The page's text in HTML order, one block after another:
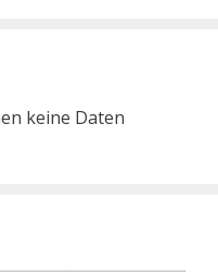
keine Daten